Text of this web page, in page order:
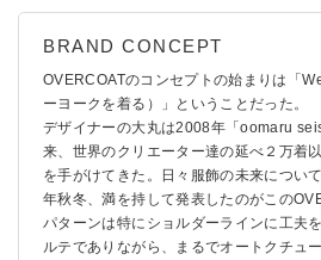
OVERCOATのコンセプトの始まりは「
ーヨークを着る）」ということだった。
デザイナーの大丸は2008年「oomaru
来、世界のクリエーター達の延べ２万着
を手がけてきた。日々服飾の未来につい
年秋冬、満を持して発表したのがこの
パターンは特にショルダーラインに工夫
ルテでありながら、まるでオートクチュ